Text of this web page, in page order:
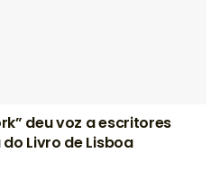
deu voz a escritores
Livro de Lisboa